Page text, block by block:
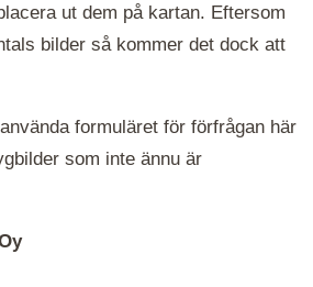
ut dem på kartan. Eftersom
bilder så kommer det dock att
formuläret för förfrågan här
som inte ännu är